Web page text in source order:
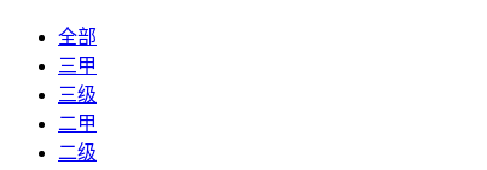
全部
三甲
三级
二甲
二级